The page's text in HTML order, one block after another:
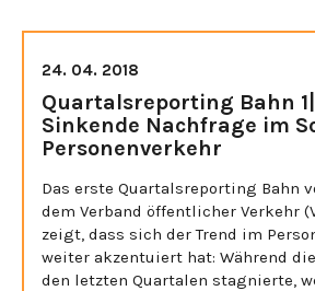
24. 04. 2018
Quartalsreporting Bahn
Sinkende Nachfrage im
Personenverkehr
Das erste Quartalsreporting Bahn
dem Verband öffentlicher Verkehr
zeigt, dass sich der Trend im
weiter akzentuiert hat: Während
den letzten Quartalen stagnierte,